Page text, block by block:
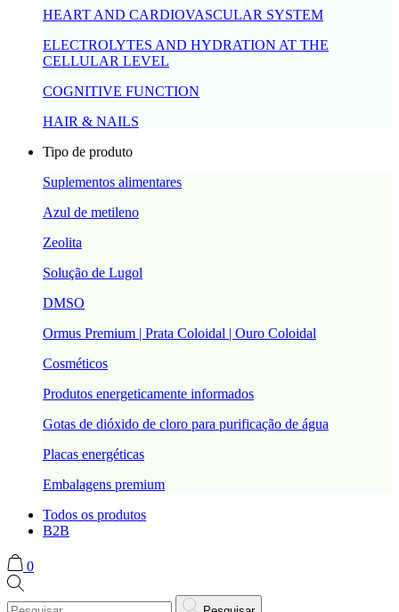
HEART AND CARDIOVASCULAR SYSTEM
ELECTROLYTES AND HYDRATION AT THE
CELLULAR LEVEL
COGNITIVE FUNCTION
HAIR & NAILS
Tipo de produto
Suplementos alimentares
Azul de metileno
Zeolita
Solução de Lugol
DMSO
Ormus Premium | Prata Coloidal | Ouro Coloidal
Cosméticos
Produtos energeticamente informados
Gotas de dióxido de cloro para purificação de água
Placas energéticas
Embalagens premium
Todos os produtos
B2B
0